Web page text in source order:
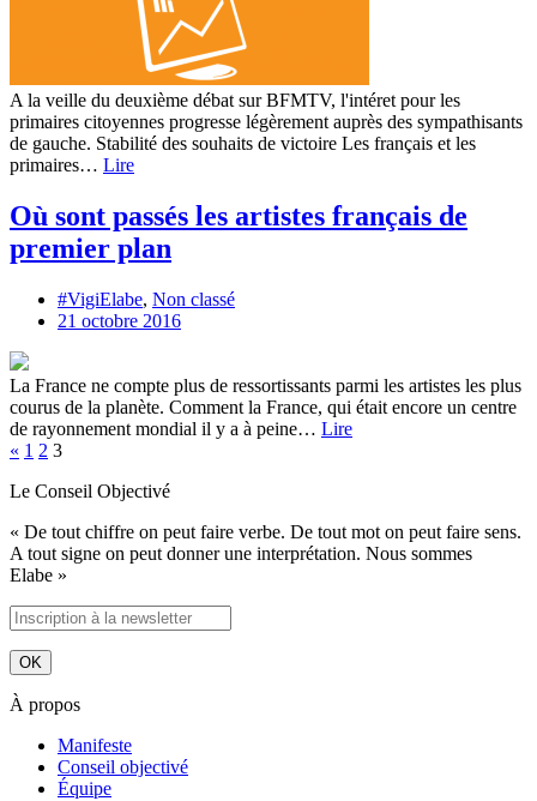
A la veille du deuxième débat sur BFMTV, l'intéret pour les
primaires citoyennes progresse légèrement auprès des sympathisants
de gauche. Stabilité des souhaits de victoire Les français et les
primaires… Lire
Où sont passés les artistes français de
premier plan
#VigiElabe, Non classé
21 octobre 2016
La France ne compte plus de ressortissants parmi les artistes les plus
courus de la planète. Comment la France, qui était encore un centre
de rayonnement mondial il y a à peine… Lire
« 1 2 3
Le Conseil Objectivé
« De tout chiffre on peut faire verbe. De tout mot on peut faire sens.
A tout signe on peut donner une interprétation. Nous sommes
Elabe »
À propos
Manifeste
Conseil objectivé
Équipe